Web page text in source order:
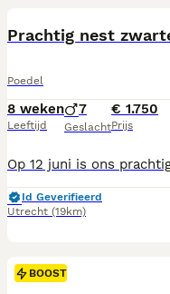
Prachtig nest
Poedel
8 weken
Leeftijd
7
Geslacht
€ 1.750
Prijs
Id Geverifieerd
Utrecht (19km)
BOOST